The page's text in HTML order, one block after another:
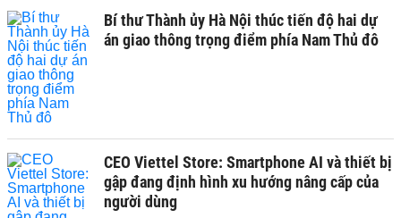
Bí thư Thành ủy Hà Nội thúc tiến độ hai dự
án giao thông trọng điểm phía Nam Thủ đô
CEO Viettel Store: Smartphone AI và thiết bị
gập đang định hình xu hướng nâng cấp của
người dùng